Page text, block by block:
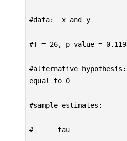
#data:  x and y
#T = 26, p-value =
#alternative
equal to 0
#sample estimates:
#      tau